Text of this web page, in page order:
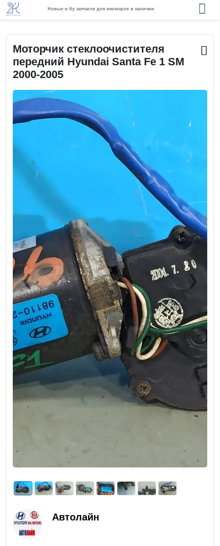
Новые и бу запчасти для иномарок в наличии
Моторчик стеклоочистителя
передний Hyundai Santa Fe 1 SM
2000-2005
❮Previous ❯Next
Автолайн